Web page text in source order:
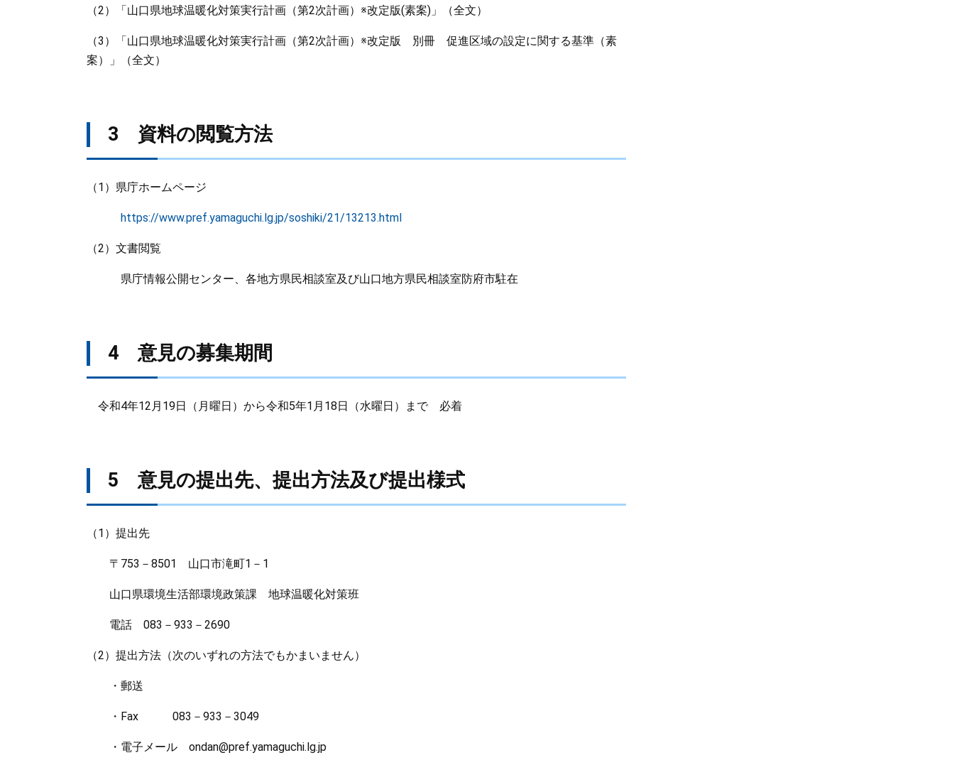
（2）「山口県地球温暖化対策実行計画（第2次計画）※改定版(素案)」（全文）
（3）「山口県地球温暖化対策実行計画（第2次計画）※改定版 別冊 促進区域の設定に関する基準（素
案）」（全文）
3 資料の閲覧方法
（1）県庁ホームページ
https://www.pref.yamaguchi.lg.jp/soshiki/21/13213.html
（2）文書閲覧
県庁情報公開センター、各地方県民相談室及び山口地方県民相談室防府市駐在
4 意見の募集期間
令和4年12月19日（月曜日）から令和5年1月18日（水曜日）まで 必着
5 意見の提出先、提出方法及び提出様式
（1）提出先
〒753－8501 山口市滝町1－1
山口県環境生活部環境政策課 地球温暖化対策班
電話 083－933－2690
（2）提出方法（次のいずれの方法でもかまいません）
・郵送
・Fax 083－933－3049
・電子メール ondan@pref.yamaguchi.lg.jp